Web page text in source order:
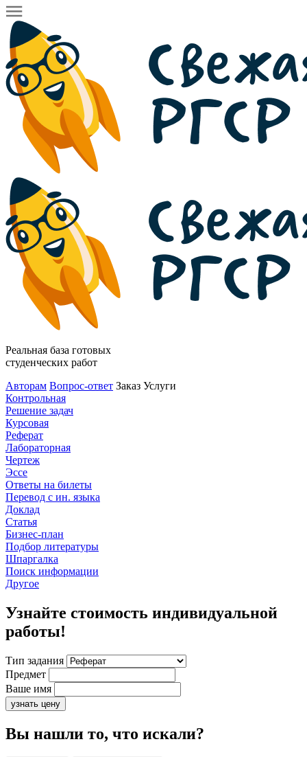
Реальная база готовых
студенческих работ
Авторам Вопрос-ответ Заказ Услуги
Контрольная
Решение задач
Курсовая
Реферат
Лабораторная
Чертеж
Эссе
Ответы на билеты
Перевод с ин. языка
Доклад
Статья
Бизнес-план
Подбор литературы
Шпаргалка
Поиск информации
Другое
Узнайте стоимость индивидуальной
работы!
Тип задания
Предмет
Ваше имя
узнать цену
Вы нашли то, что искали?